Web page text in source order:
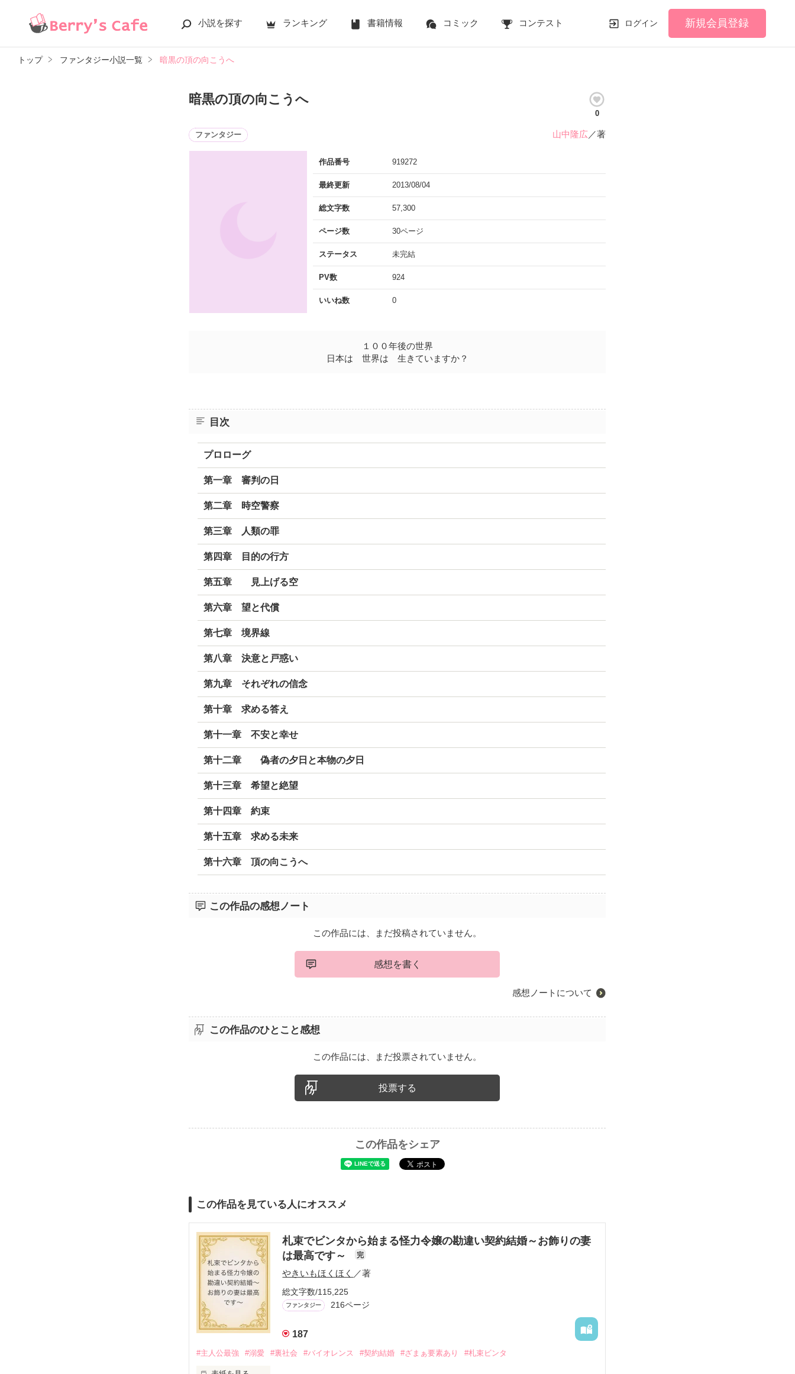
小説を探す ランキング 書籍情報 コミック コンテスト ログイン 新規会員登録
トップ ファンタジー小説一覧 暗黒の頂の向こうへ
暗黒の頂の向こうへ
0
ファンタジー 山中隆広／著
作品番号 919272
最終更新 2013/08/04
総文字数 57,300
ページ数 30ページ
ステータス 未完結
PV数 924
いいね数 0
１００年後の世界
日本は 世界は 生きていますか？
目次
プロローグ
第一章 審判の日
第二章 時空警察
第三章 人類の罪
第四章 目的の行方
第五章 見上げる空
第六章 望と代償
第七章 境界線
第八章 決意と戸惑い
第九章 それぞれの信念
第十章 求める答え
第十一章 不安と幸せ
第十二章 偽者の夕日と本物の夕日
第十三章 希望と絶望
第十四章 約束
第十五章 求める未来
第十六章 頂の向こうへ
この作品の感想ノート
この作品には、まだ投稿されていません。
感想を書く
感想ノートについて
この作品のひとこと感想
この作品には、まだ投票されていません。
投票する
この作品をシェア
この作品を見ている人にオススメ
札束でビンタから始まる怪力令嬢の勘違い契約結婚～お飾りの妻
は最高です～
完
やきいもほくほく ／著
総文字数/115,225
ファンタジー 216ページ
187
#主人公最強 #溺愛 #裏社会 #バイオレンス #契約結婚 #ざまぁ要素あり #札束ビンタ